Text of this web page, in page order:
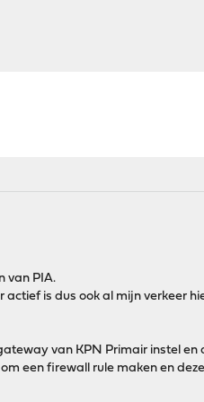
van PIA.
is dus ook al mijn verkeer
van KPN Primair instel en
een firewall rule maken en